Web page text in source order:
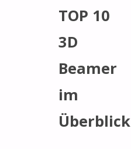
TOP 10
3D
Beamer
im
Überblick